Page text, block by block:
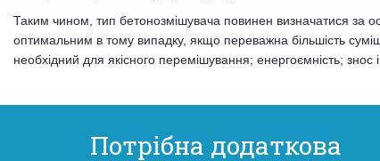
Таким чином, тип бетонозмішувача повинен визначатися за
оптимальним в тому випадку, якщо переважна більшість
необхідний для якісного перемішування; енергоємність; знос
Потрібна додаткова